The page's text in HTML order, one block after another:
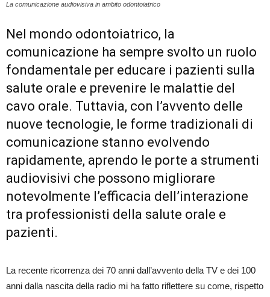
La comunicazione audiovisiva in ambito odontoiatrico
Nel mondo odontoiatrico, la
comunicazione ha sempre svolto un ruolo
fondamentale per educare i pazienti sulla
salute orale e prevenire le malattie del
cavo orale. Tuttavia, con l’avvento delle
nuove tecnologie, le forme tradizionali di
comunicazione stanno evolvendo
rapidamente, aprendo le porte a strumenti
audiovisivi che possono migliorare
notevolmente l’efficacia dell’interazione
tra professionisti della salute orale e
pazienti.
La recente ricorrenza dei 70 anni dall’avvento della TV e dei 100
anni dalla nascita della radio mi ha fatto riflettere su come, rispetto